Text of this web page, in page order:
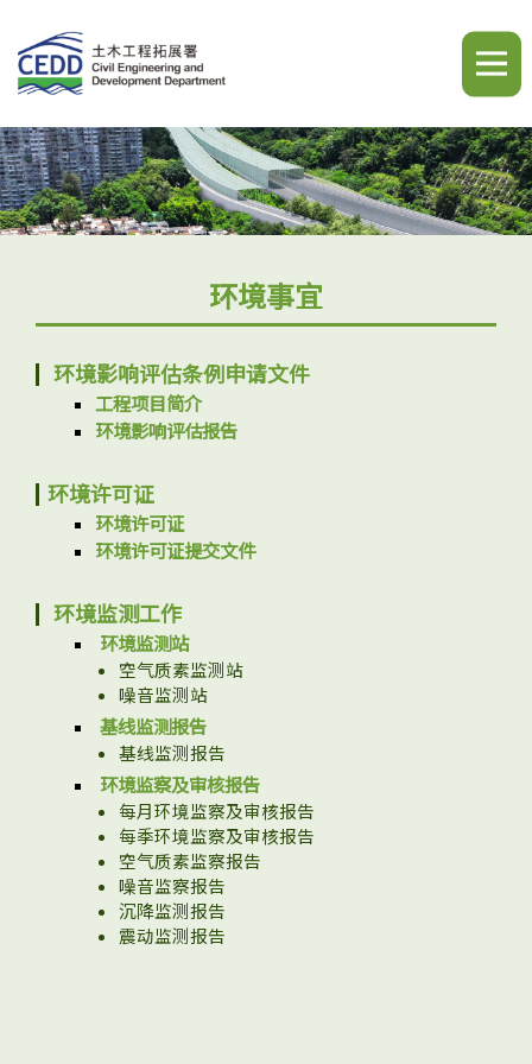
繁 简 ENG A A A
主页
最新消息
环境事宜
社区协作
资讯中心
环境事宜
环境影响评估条例申请文件
工程项目简介
环境影响评估报告
环境许可证
环境许可证
环境许可证提交文件
环境监测工作
环境监测站
空气质素监测站
噪音监测站
基线监测报告
基线监测报告
环境监察及审核报告
每月环境监察及审核报告
每季环境监察及审核报告
空气质素监察报告
噪音监察报告
沉降监测报告
震动监测报告